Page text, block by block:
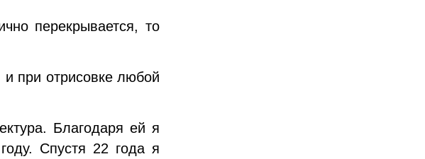
перекрывается, то
при отрисовке любой
Благодаря ей я
Спустя 22 года я